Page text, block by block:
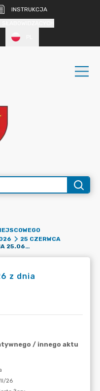
INSTRUKCJA
25 CZERWCA
UCHWAŁA NR 373/XXVII/26 Z DNIA 25.06.2026R.
z dnia